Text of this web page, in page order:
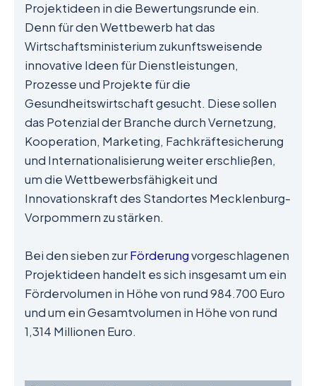
Projektideen in die Bewertungsrunde ein.
Denn für den Wettbewerb hat das
Wirtschaftsministerium zukunftsweisende
innovative Ideen für Dienstleistungen,
Prozesse und Projekte für die
Gesundheitswirtschaft gesucht. Diese sollen
das Potenzial der Branche durch Vernetzung,
Kooperation, Marketing, Fachkräftesicherung
und Internationalisierung weiter erschließen,
um die Wettbewerbsfähigkeit und
Innovationskraft des Standortes Mecklenburg-
Vorpommern zu stärken.
Bei den sieben zurFörderungvorgeschlagenen
Projektideen handelt es sich insgesamt um ein
Fördervolumen in Höhe von rund 984.700 Euro
und um ein Gesamtvolumen in Höhe von rund
1,314 Millionen Euro.